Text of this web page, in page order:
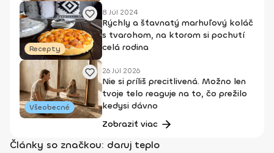
Recepty
8 Júl 2024
Rýchly a šťavnatý marhuľový koláč
s tvarohom, na ktorom si pochutí
celá rodina
Všeobecné
26 Júl 2026
Nie si príliš precitlivená. Možno len
tvoje telo reaguje na to, čo prežilo
kedysi dávno
Zobraziť viac
Články so značkou: daruj teplo